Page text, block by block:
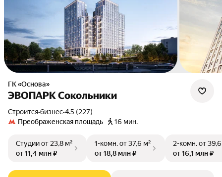
ГК «Основа»
ЭВОПАРК Сокольники
Строится•бизнес•4.5 (227)
Преображенская площадь
16 мин.
Студииот 23,8 м²
от 11,4 млн ₽
1-комн.от 37,6 м²
от 18,8 млн ₽
2-комн.от
от 16,1 млн ₽